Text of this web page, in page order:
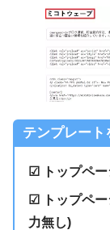
テンプレート
☑ トップペ
☑
トップペ
力無し)